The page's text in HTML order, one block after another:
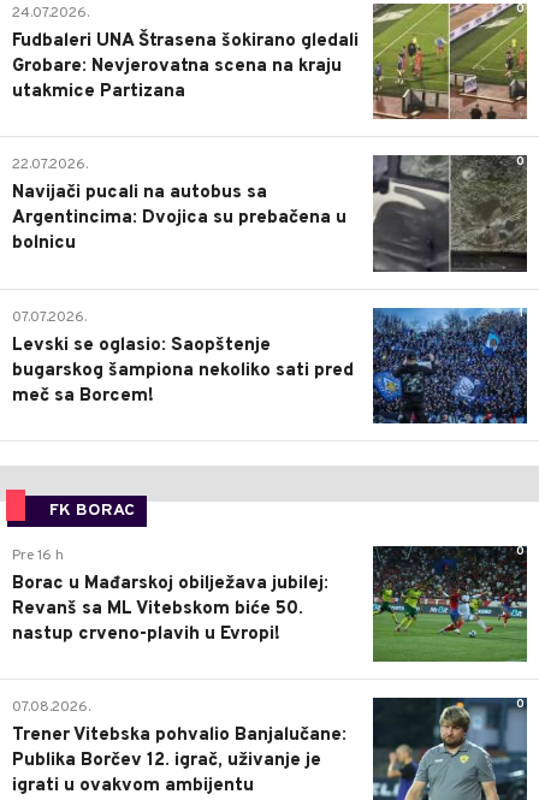
0
24.07.2026.
Fudbaleri UNA Štrasena šokirano gledali
Grobare: Nevjerovatna scena na kraju
utakmice Partizana
0
22.07.2026.
Navijači pucali na autobus sa
Argentincima: Dvojica su prebačena u
bolnicu
1
07.07.2026.
Levski se oglasio: Saopštenje
bugarskog šampiona nekoliko sati pred
meč sa Borcem!
FK BORAC
0
Pre 16 h
Borac u Mađarskoj obilježava jubilej:
Revanš sa ML Vitebskom biće 50.
nastup crveno-plavih u Evropi!
0
07.08.2026.
Trener Vitebska pohvalio Banjalučane:
Publika Borčev 12. igrač, uživanje je
igrati u ovakvom ambijentu